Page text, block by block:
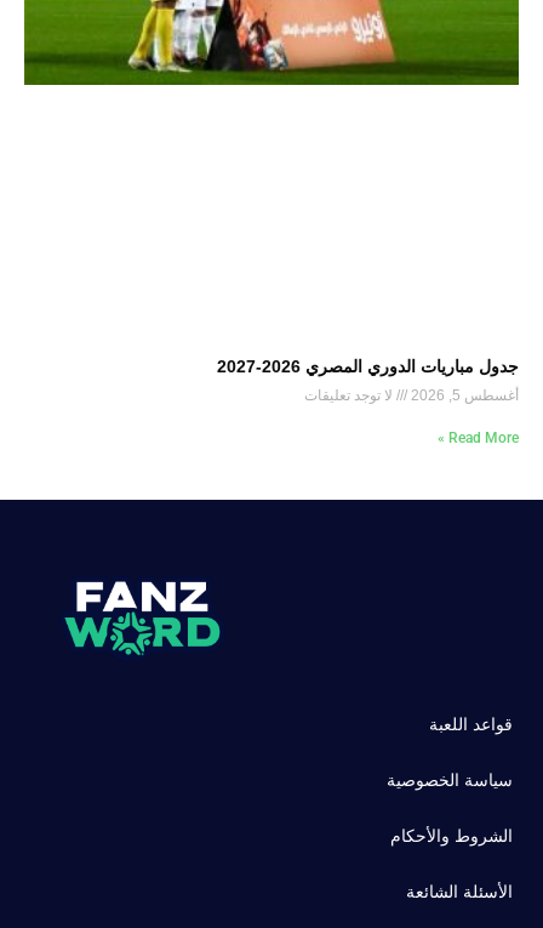
جدول مباريات الدوري المصري 2026-2027
أغسطس 5, 2026 لا توجد تعليقات
Read More »
قواعد اللعبة
سياسة الخصوصية
الشروط والأحكام
الأسئلة الشائعة